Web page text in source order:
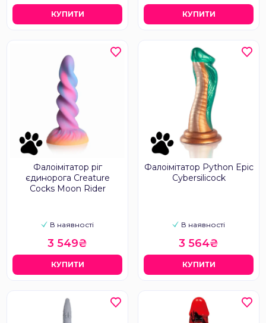
КУПИТИ КУПИТИ
Фалоімітатор ріг
єдинорога Creature
Cocks Moon Rider
В наявності
3 549₴
КУПИТИ
Фалоімітатор Python Epic
Cybersilicock
В наявності
3 564₴
КУПИТИ